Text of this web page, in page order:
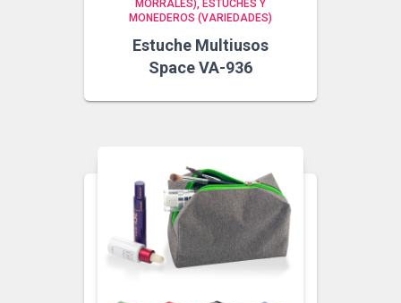
MORRALES)
ESTUCHES Y
MONEDEROS (VARIEDADES)
Estuche Multiusos
Space VA-936